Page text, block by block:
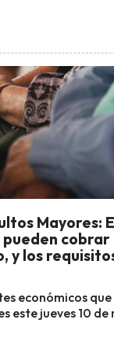
Mayores:
cobrar
y los
económicos
este jueves 10 de